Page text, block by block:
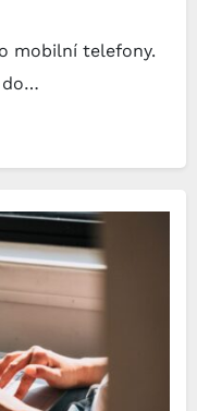
mobilní telefony.
do…